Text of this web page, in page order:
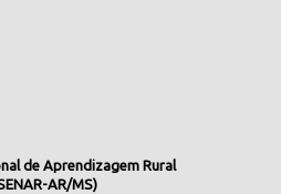
de Aprendizagem Rural
AR/MS)